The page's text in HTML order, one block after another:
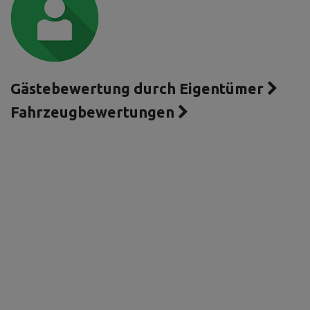
Gästebewertung durch Eigentümer
Fahrzeugbewertungen